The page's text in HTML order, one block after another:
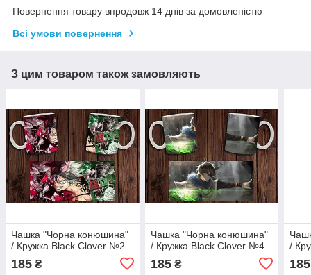
Повернення товару впродовж 14 днів за домовленістю
Всі умови повернення
З цим товаром також замовляють
Чашка "Чорна конюшина"
/ Кружка Black Clover №2
185 ₴
Чашка "Чорна конюшина"
/ Кружка Black Clover №4
185₴
/
185